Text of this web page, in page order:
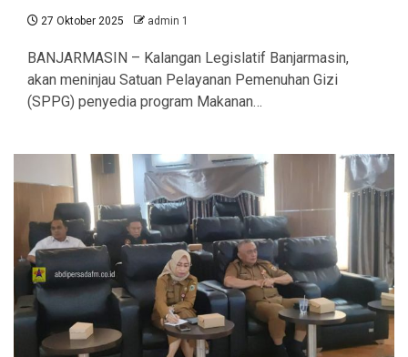
27 Oktober 2025 admin 1
BANJARMASIN – Kalangan Legislatif Banjarmasin,
akan meninjau Satuan Pelayanan Pemenuhan Gizi
(SPPG) penyedia program Makanan…